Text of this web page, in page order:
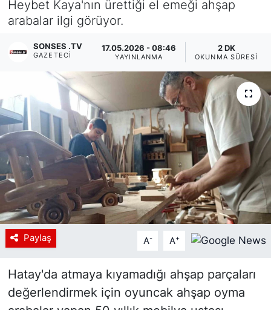
Heybet Kaya'nın ürettiği el emeği ahşap
arabalar ilgi görüyor.
SONSES .TV
GAZETECI
17.05.2026 - 08:46
YAYINLANMA
2 DK
OKUNMA SÜRESI
Paylaş A- A+
Hatay'da atmaya kıyamadığı ahşap parçaları
değerlendirmek için oyuncak ahşap oyma
Siyaset
Haberde insan
Tanıtım